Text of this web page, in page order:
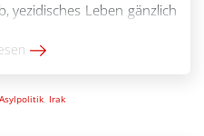
yezidisches Leben gänzlich
von Frauen und Mädchen
Asylpolitik, Irak